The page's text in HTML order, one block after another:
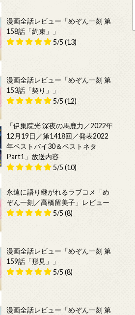
漫画全話レビュー「めぞん一刻 第
158話「約束」」
5/5 (13)
漫画全話レビュー「めぞん一刻 第
153話「契り」」
5/5 (12)
「伊集院光 深夜の馬鹿力／2022年
12月19日／第1418回／発表2022
年ベストバイ30＆ベストネタ
Part1」放送内容
5/5 (10)
永遠に語り継がれるラブコメ「め
ぞん一刻／高橋留美子」レビュー
5/5 (8)
漫画全話レビュー「めぞん一刻 第
159話「形見」」
5/5 (8)
漫画全話レビュー「めぞん一刻 第